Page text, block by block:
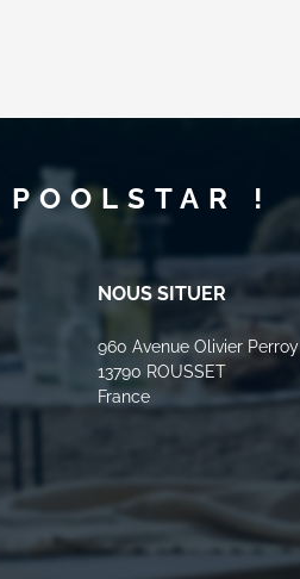
!
NOUS SITUER
960 Avenue Olivier Perroy
13790 ROUSSET
France